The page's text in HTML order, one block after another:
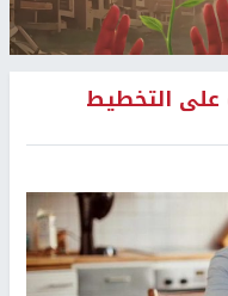
على التخطيط